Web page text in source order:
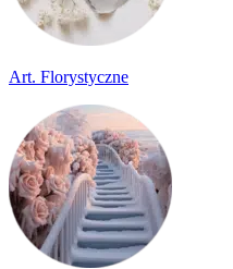
Art. Florystyczne